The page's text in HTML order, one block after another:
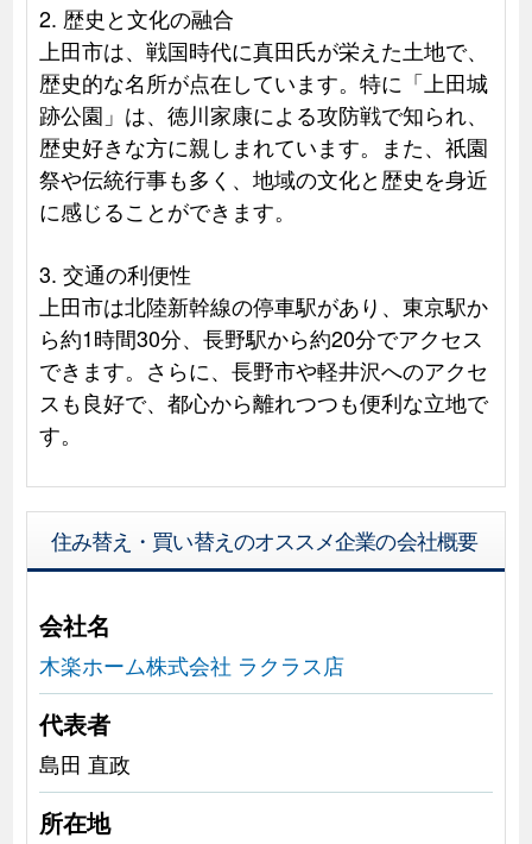
2. 歴史と文化の融合
上田市は、戦国時代に真田氏が栄えた土地で、
歴史的な名所が点在しています。特に「上田城
跡公園」は、徳川家康による攻防戦で知られ、
歴史好きな方に親しまれています。また、祇園
祭や伝統行事も多く、地域の文化と歴史を身近
に感じることができます。
3. 交通の利便性
上田市は北陸新幹線の停車駅があり、東京駅か
ら約1時間30分、長野駅から約20分でアクセス
できます。さらに、長野市や軽井沢へのアクセ
スも良好で、都心から離れつつも便利な立地で
す。
住み替え・買い替えのオススメ企業の会社概要
会社名
木楽ホーム株式会社 ラクラス店
代表者
島田 直政
所在地